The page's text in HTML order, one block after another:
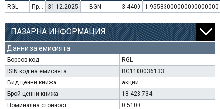
RGL Преминаване към търговия в Евро 31.12.2025 BGN 3.4400 1.95583000000000000000
ПАЗАРНА ИНФОРМАЦИЯ
Данни за емисията
Борсов код
RGL
ISIN код на емисията
BG1100036133
Вид ценни книжа
акции
Брой ценни книжа
18 428 734
Номинална стойност
0.5100